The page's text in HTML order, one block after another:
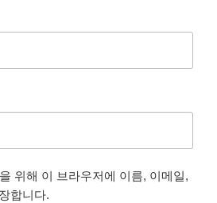
위해 이 브라우저에 이름, 이메일,
합니다.